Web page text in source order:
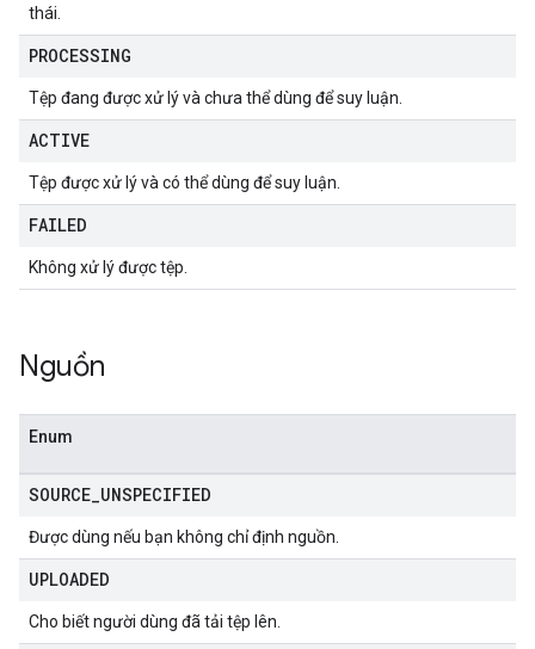
thái.
PROCESSING
Tệp đang được xử lý và chưa thể dùng để suy luận.
ACTIVE
Tệp được xử lý và có thể dùng để suy luận.
FAILED
Không xử lý được tệp.
Nguồn
Enum
SOURCE UNSPECIFIED
Được dùng nếu bạn không chỉ định nguồn.
UPLOADED
Cho biết người dùng đã tải tệp lên.